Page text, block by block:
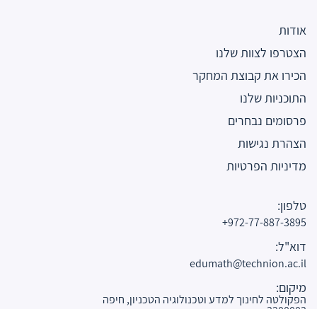
אודות
הצטרפו לצוות שלנו
הכירו את קבוצת המחקר
התוכניות שלנו
פרסומים נבחרים
הצהרת נגישות
מדיניות הפרטיות
טלפון:
972-77-887-3895+
דוא"ל:
edumath@technion.ac.il
מיקום:
הפקולטה לחינוך למדע וטכנולוגיה הטכניון, חיפה